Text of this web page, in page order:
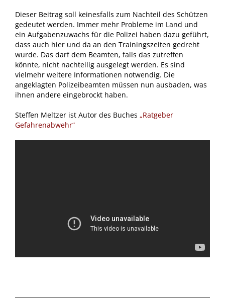
Dieser Beitrag soll keinesfalls zum Nachteil des Schützen
gedeutet werden. Immer mehr Probleme im Land und
ein Aufgabenzuwachs für die Polizei haben dazu geführt,
dass auch hier und da an den Trainingszeiten gedreht
wurde. Das darf dem Beamten, falls das zutreffen
könnte, nicht nachteilig ausgelegt werden. Es sind
vielmehr weitere Informationen notwendig. Die
angeklagten Polizeibeamten müssen nun ausbaden, was
ihnen andere eingebrockt haben.
Steffen Meltzer ist Autor des Buches „Ratgeber
Gefahrenabwehr“